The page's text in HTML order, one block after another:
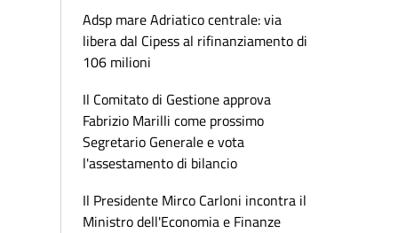
Adsp mare Adriatico centrale: via
libera dal Cipess al rifinanziamento di
106 milioni
Il Comitato di Gestione approva
Fabrizio Marilli come prossimo
Segretario Generale e vota
l'assestamento di bilancio
Il Presidente Mirco Carloni incontra il
Ministro dell'Economia e Finanze